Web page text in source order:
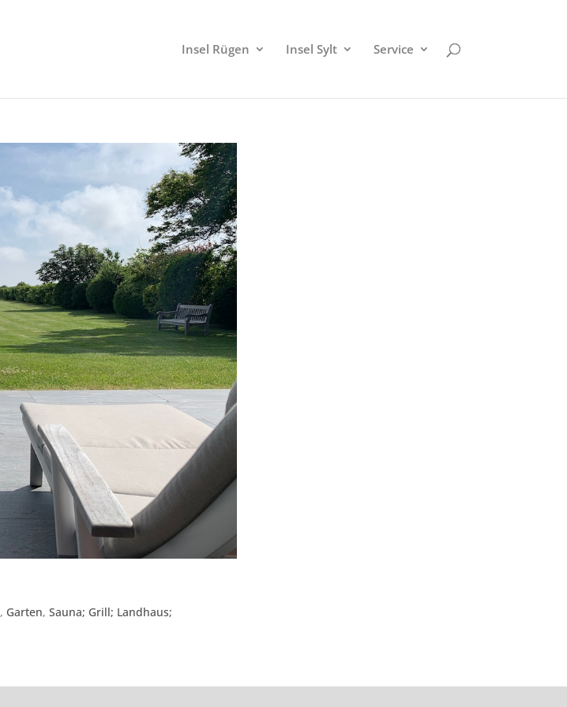
Insel Rügen Insel Sylt Service
, Garten,Sauna; Grill; Landhaus;